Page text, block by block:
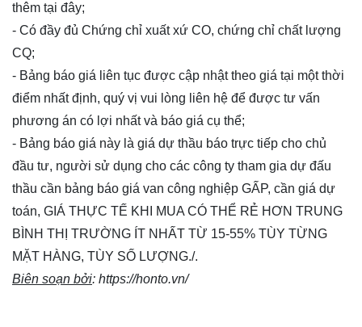
thêm tại đây;
- Có đầy đủ Chứng chỉ xuất xứ CO, chứng chỉ chất lượng
CQ;
- Bảng báo giá liên tục được cập nhật theo giá tại một thời
điểm nhất định, quý vị vui lòng liên hệ để được tư vấn
phương án có lợi nhất và báo giá cụ thể;
- Bảng báo giá này là giá dự thầu báo trực tiếp cho chủ
đầu tư, người sử dụng cho các công ty tham gia dự đấu
thầu cần bảng báo giá van công nghiệp GẤP, cần giá dự
toán, GIÁ THỰC TẾ KHI MUA CÓ THỂ RẺ HƠN TRUNG
BÌNH THỊ TRƯỜNG ÍT NHẤT TỪ 15-55% TÙY TỪNG
MẶT HÀNG, TÙY SỐ LƯỢNG./.
Biên soạn bởi: https://honto.vn/